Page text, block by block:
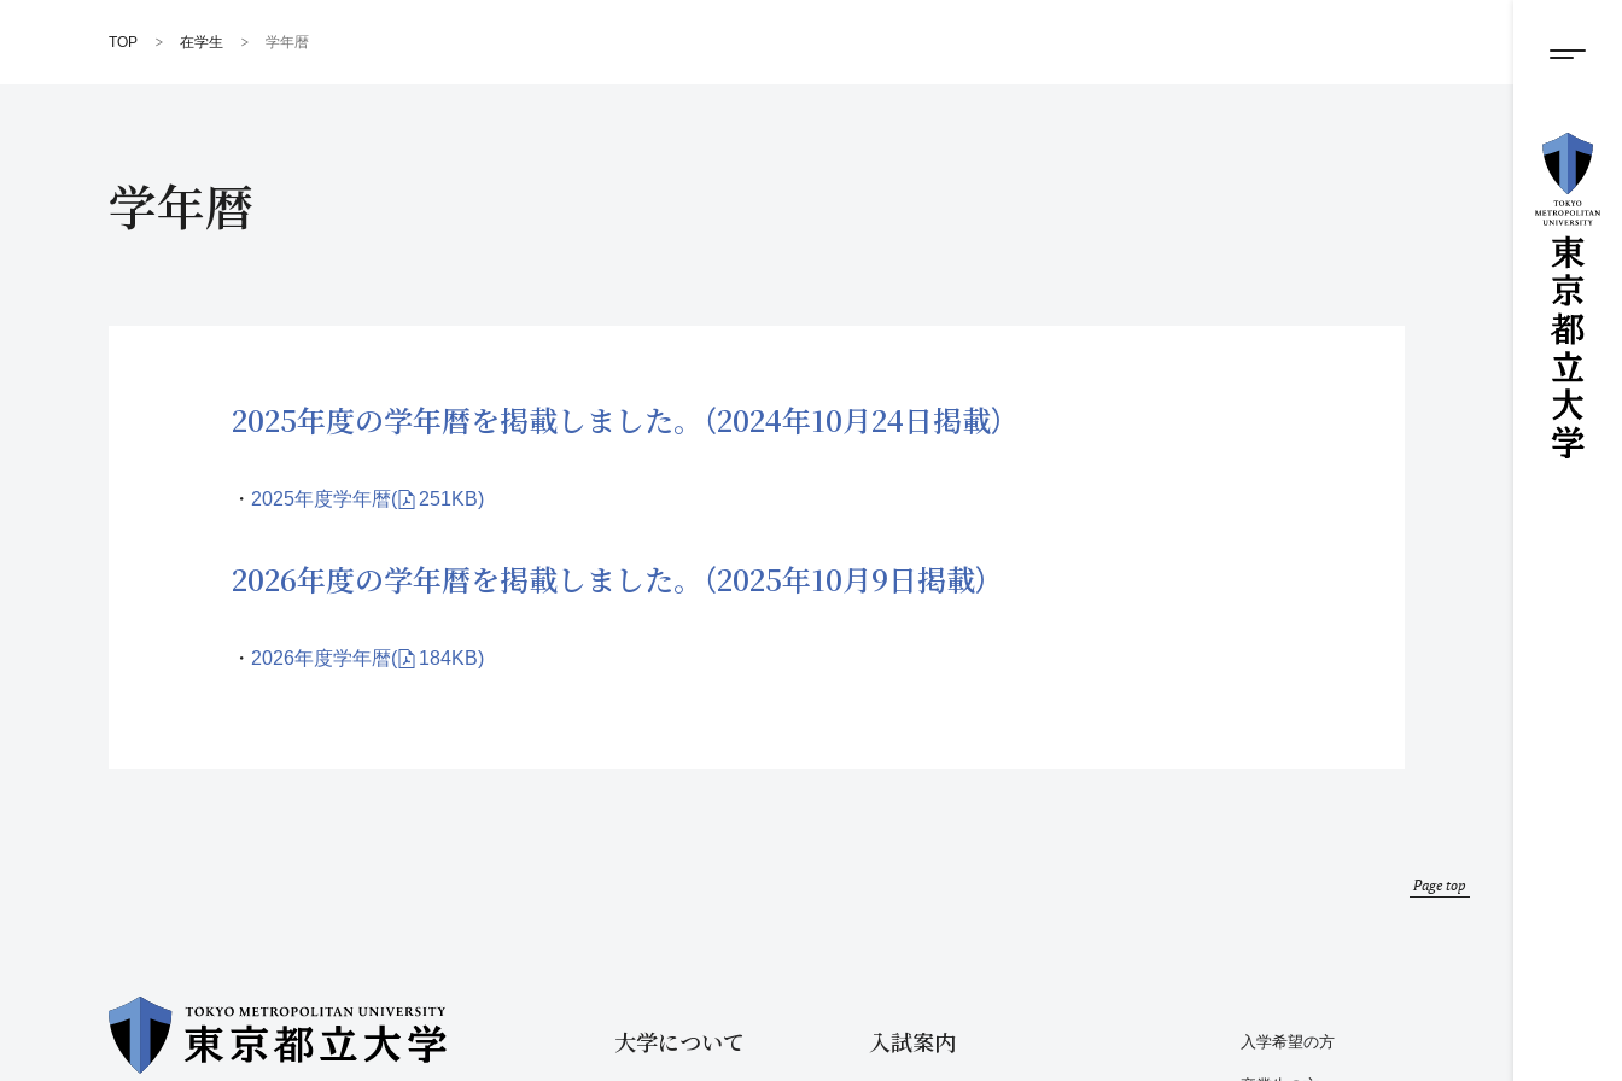
ン
ン
ツ
に
ス
キ
ッ
プ
メニ
TOP 在学生 学年暦
学年暦
2025年度の学年暦を掲載しました。（2024年10月24日掲載）
・ 2025年度学年暦( 251KB)
2026年度の学年暦を掲載しました。（2025年10月9日掲載）
・ 2026年度学年暦( 184KB)
Page top
大学について 入試案内 入学希望の方